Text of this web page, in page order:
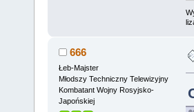
666
Łeb-Majster
Młodszy Techniczny Telewizyjny
Kombatant Wojny Rosyjsko-
Japońskiej